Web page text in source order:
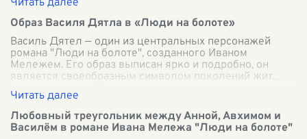
маленьк...
Образ Василя Дятла в «Люди на болоте»
Василь Дятел — один из центральных персонажей
романа "Люди на болоте", созданного Иваном
Мележем. Его образ выписан ярко и подробно, он
является своеобразным символом поколений жит
Любовный треугольник между Анной, Авхимом и
Василём в романе Ивана Мележа "Люди на болоте"